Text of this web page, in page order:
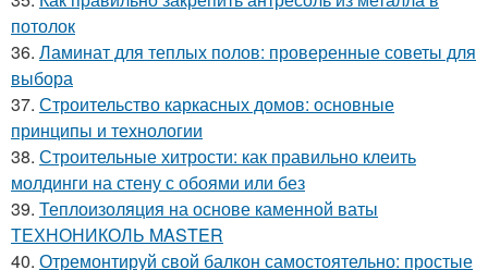
потолок
36. Ламинат для теплых полов: проверенные советы для
выбора
37. Строительство каркасных домов: основные
принципы и технологии
38. Строительные хитрости: как правильно клеить
молдинги на стену с обоями или без
39. Теплоизоляция на основе каменной ваты
ТЕХНОНИКОЛЬ MASTER
40. Отремонтируй свой балкон самостоятельно: простые